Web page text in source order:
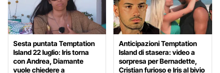
Sesta puntata Temptation
Island 22 luglio: Iris torna
con Andrea, Diamante
vuole chiedere a
Anticipazioni Temptation
Island di stasera: video a
sorpresa per Bernadette,
Cristian furioso e Iris al bivio